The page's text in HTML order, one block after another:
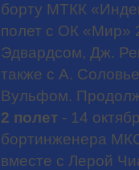
борту МТКК
полет с ОК «Мир»
Эдвардсом, Дж.
также с А.
Вульфом.
2 полет - 14
бортинженера
вместе с Лерой